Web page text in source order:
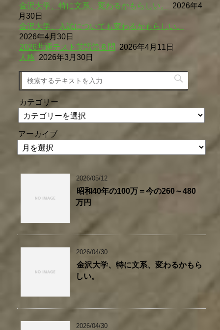
金沢大学、特に文系、変わるかもらしい。
2026年4
月30日
金沢大学、入試についても変わるかもらしい。
2026年4月30日
2026共通テスト英語第８問
2026年4月11日
人格 2026年3月30日
カテゴリー
アーカイブ
2026/05/12
昭和40年の100万＝今の260～480
万円
2026/04/30
金沢大学、特に文系、変わるかもら
しい。
2026/04/30